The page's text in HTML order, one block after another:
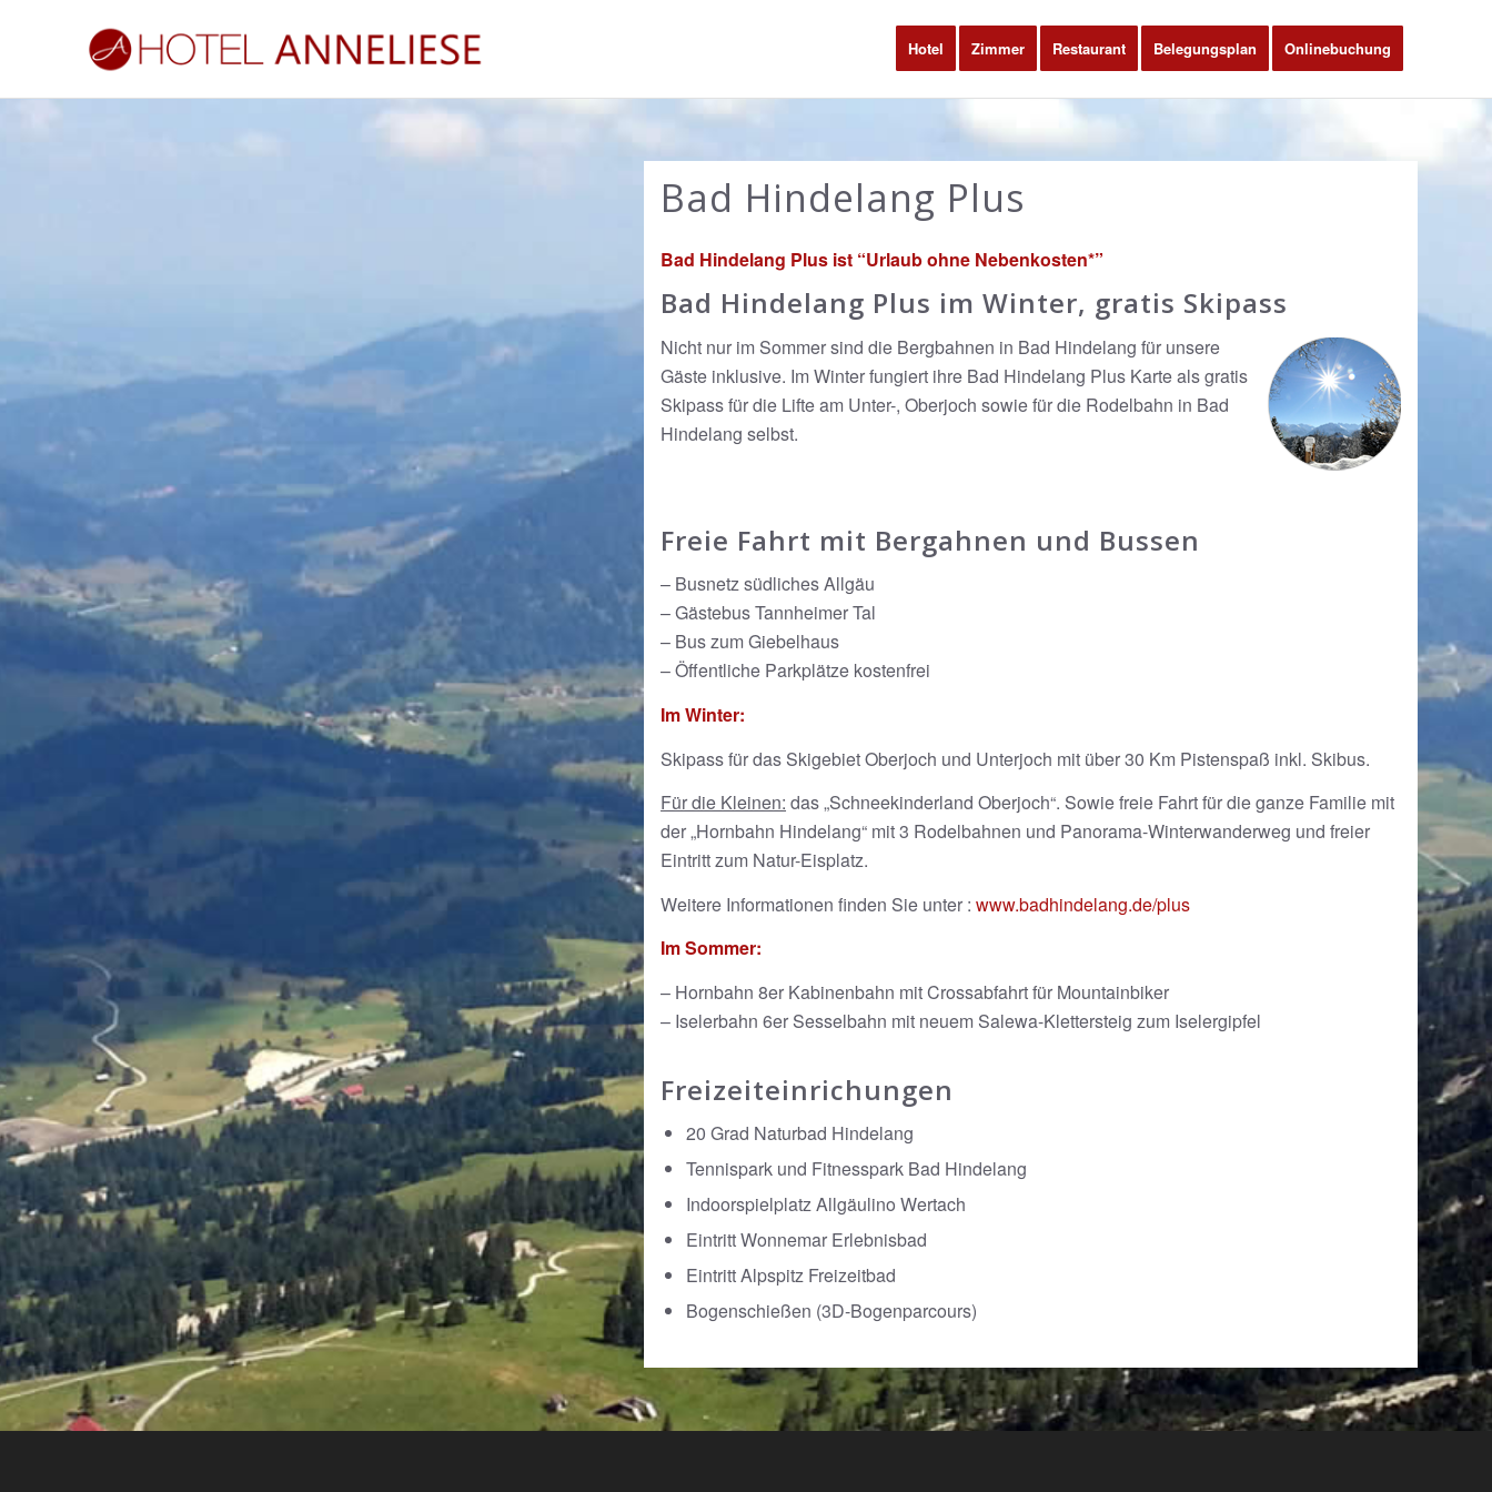
Hotel Zimmer Restaurant Belegungsplan Onlinebuchung
Bad Hindelang Plus
Bad Hindelang Plus ist “Urlaub ohne Nebenkosten*”
Bad Hindelang Plus im Winter, gratis Skipass
Nicht nur im Sommer sind die Bergbahnen in Bad Hindelang für unsere
Gäste inklusive. Im Winter fungiert ihre Bad Hindelang Plus Karte als gratis
Skipass für die Lifte am Unter-, Oberjoch sowie für die Rodelbahn in Bad
Hindelang selbst.
Freie Fahrt mit Bergahnen und Bussen
– Busnetz südliches Allgäu
– Gästebus Tannheimer Tal
– Bus zum Giebelhaus
– Öffentliche Parkplätze kostenfrei
Im Winter:
Skipass für das Skigebiet Oberjoch und Unterjoch mit über 30 Km Pistenspaß inkl. Skibus.
Für die Kleinen: das „Schneekinderland Oberjoch“. Sowie freie Fahrt für die ganze Familie mit
der „Hornbahn Hindelang“ mit 3 Rodelbahnen und Panorama-Winterwanderweg und freier
Eintritt zum Natur-Eisplatz.
Weitere Informationen finden Sie unter :www.badhindelang.de/plus
Im Sommer:
– Hornbahn 8er Kabinenbahn mit Crossabfahrt für Mountainbiker
– Iselerbahn 6er Sesselbahn mit neuem Salewa-Klettersteig zum Iselergipfel
Freizeiteinrichungen
20 Grad Naturbad Hindelang
Tennispark und Fitnesspark Bad Hindelang
Indoorspielplatz Allgäulino Wertach
Eintritt Wonnemar Erlebnisbad
Eintritt Alpspitz Freizeitbad
Bogenschießen (3D-Bogenparcours)